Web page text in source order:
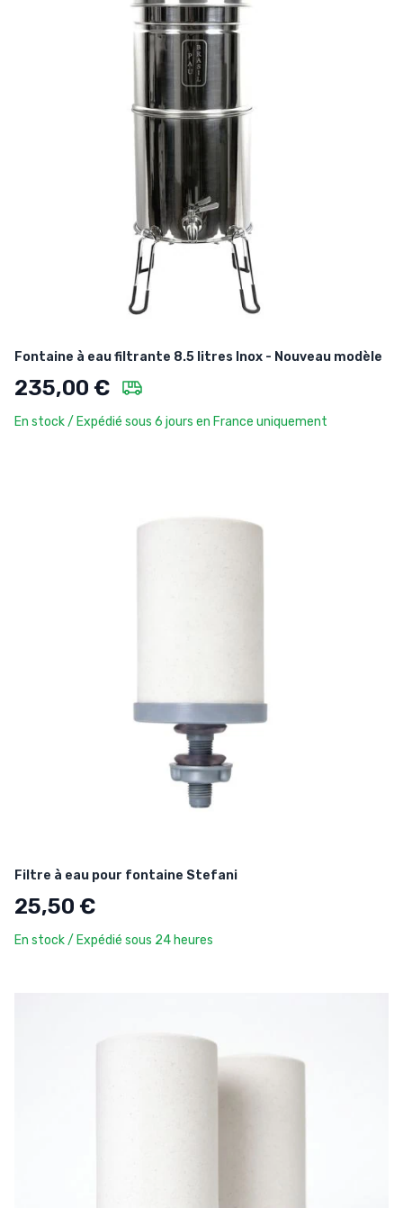
Fontaine à eau filtrante 8.5 litres Inox - Nouveau modèle
235,00 €
En stock / Expédié sous 6 jours en France uniquement
Filtre à eau pour fontaine Stefani
25,50 €
En stock / Expédié sous 24 heures